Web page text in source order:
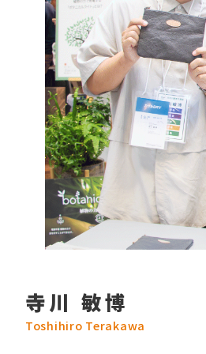
寺川 敏博
Toshihiro Terakawa